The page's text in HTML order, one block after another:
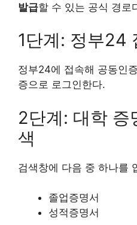
발급할 수 있는 공식 경로
1단계: 정부24
정부24에 접속해 공동인
증으로 로그인한다.
2단계: 대학 증
색
검색창에 다음 중 하나를
졸업증명서
성적증명서